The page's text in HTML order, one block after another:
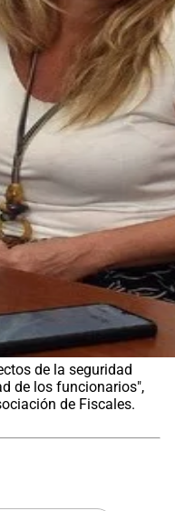
de la seguridad
de los funcionarios",
de Fiscales.